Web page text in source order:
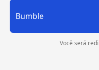
Bumble
Você será